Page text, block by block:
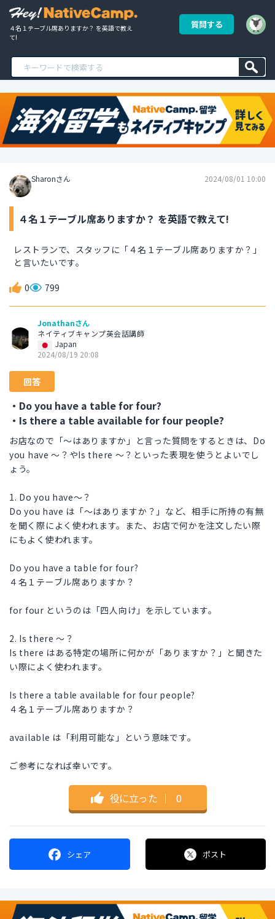
４名１テーブル席ありますか？ を英語で教え
て!
質問する
Sharonさん 2024/08/01 10:00
４名１テーブル席ありますか？ を英語で教えて!
レストランで、スタッフに「４名１テーブル席ありますか？」
と言いたいです。
0 799
Jonathanさん
ネイティブキャンプ英会話講師
Japan
2024/08/19 20:08
回答
・Do you have a table for four?
・Is there a table available for four people?
お店なので「～はありますか」と言った質問をするときは、Do
you have ～？やIs there ～？といった表現を使うとよいでし
ょう。
1. Do you have～？
Do you have は「～はありますか？」など、相手に所持の有無
を聞く際によく使われます。また、お店で何かを注文したい際
にもよく使われます。
Do you have a table for four?
４名１テーブル席ありますか？
for four というのは「四人向け」を示しています。
2. Is there ～？
Is there はある特定の場所に何かが「ありますか？」と聞きた
い際によく使われます。
Is there a table available for four people?
４名１テーブル席ありますか？
available は「利用可能な」という意味です。
ご参考になれば幸いです。
役に立った ｜ 0
シェア ポスト